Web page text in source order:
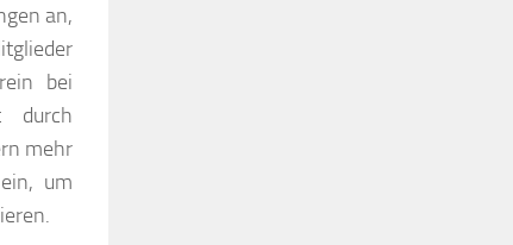
an,
bei
durch
mehr
um